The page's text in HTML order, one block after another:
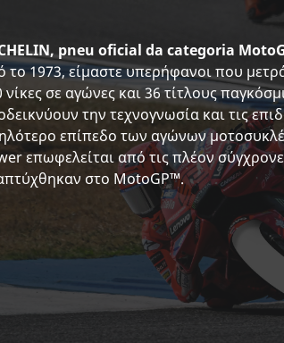
pneu oficial da categoria
το 1973, είμαστε υπερήφανοι που
νίκες σε αγώνες και 36 τίτλους
την τεχνογνωσία και τις
επίπεδο των αγώνων
επωφελείται από τις πλέον
στο MotoGP™.